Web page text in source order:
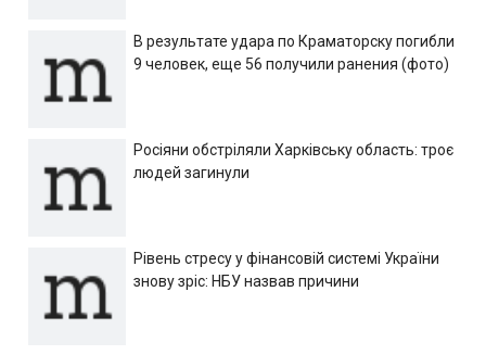
В результате удара по Краматорску погибли
9 человек, еще 56 получили ранения (фото)
Росіяни обстріляли Харківську область: троє
людей загинули
Рівень стресу у фінансовій системі України
знову зріс: НБУ назвав причини